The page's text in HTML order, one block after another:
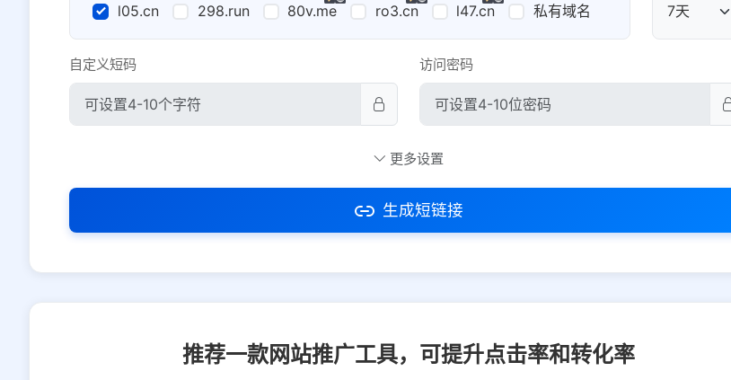
l05.cn 298.run 80v.me ro3.cn l47.cn 私有域名 公共域名
自定义短码 访问密码
社交平台 电商平台
选择防红平台类型，避免链接被拦截
平台设置
iOS Android PC 其他
更多设置
生成短链接
推荐一款网站推广工具，可提升点击率和转化率